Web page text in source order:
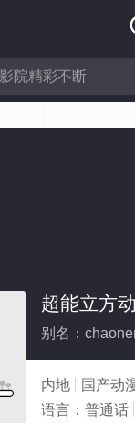
超能立方
内地 国产动
语言： 普通话